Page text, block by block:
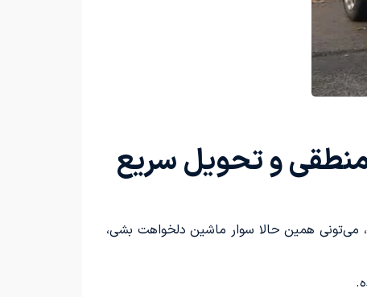
، می‌تونی همین حالا سوار ماشین دلخواهت بشی،